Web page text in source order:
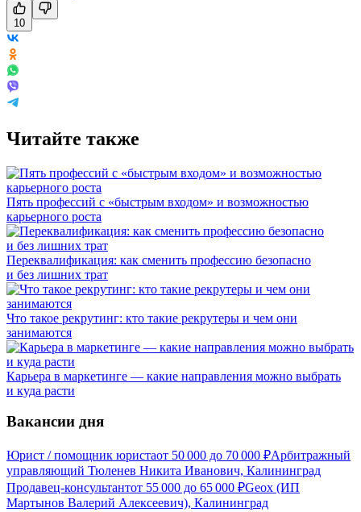
10
Читайте также
Пять профессий с «быстрым входом» и возможностью
карьерного роста
Переквалификация: как сменить профессию безопасно
и без лишних трат
Что такое рекрутинг: кто такие рекрутеры и чем они
занимаются
Карьера в маркетинге — какие направления можно выбрать
и куда расти
Вакансии дня
Юрист / помощник юристаот 50 000 до 70 000 ₽Арбитражный
управляющий Тюленев Никита Иванович, Калининград
Продавец-консультантот 55 000 до 65 000 ₽Geox (ИП
Мартынов Валерий Алексеевич), Калининград